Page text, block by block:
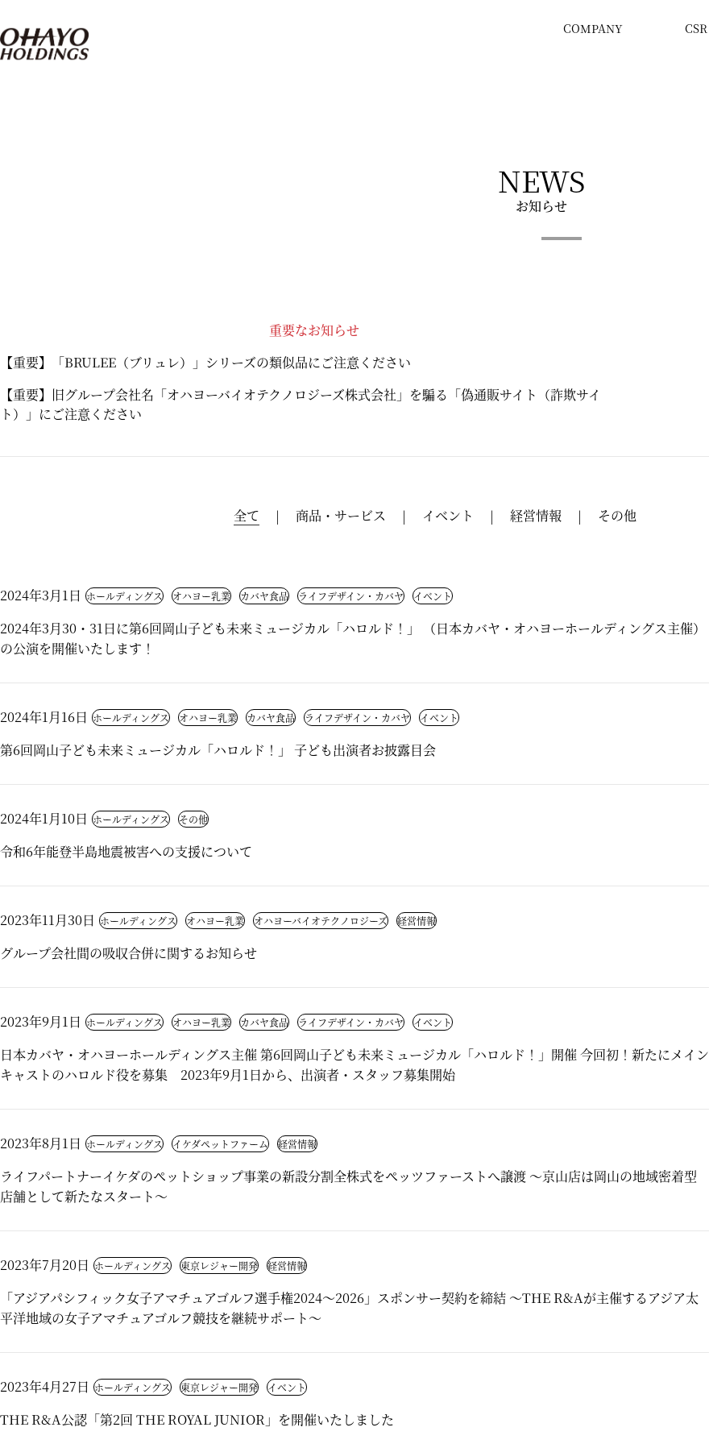
COMPANY CSR
NEWS
お知らせ
重要なお知らせ
【重要】「BRULEE（ブリュレ）」シリーズの類似品にご注意ください
【重要】旧グループ会社名「オハヨーバイオテクノロジーズ株式会社」を騙る「偽通販サイト（詐欺サイ
ト）」にご注意ください
全て 商品・サービス イベント 経営情報 その他
2024年3月1日 ホールディングス オハヨー乳業 カバヤ食品 ライフデザイン・カバヤ イベント
2024年3月30・31日に第6回岡山子ども未来ミュージカル「ハロルド！」 （日本カバヤ・オハヨーホールディングス主催）
の公演を開催いたします！
2024年1月16日 ホールディングス オハヨー乳業 カバヤ食品 ライフデザイン・カバヤ イベント
第6回岡山子ども未来ミュージカル「ハロルド！」 子ども出演者お披露目会
2024年1月10日 ホールディングス その他
令和6年能登半島地震被害への支援について
2023年11月30日 ホールディングス オハヨー乳業 オハヨーバイオテクノロジーズ 経営情報
グループ会社間の吸収合併に関するお知らせ
2023年9月1日 ホールディングス オハヨー乳業 カバヤ食品 ライフデザイン・カバヤ イベント
日本カバヤ・オハヨーホールディングス主催 第6回岡山子ども未来ミュージカル「ハロルド！」開催 今回初！新たにメイン
キャストのハロルド役を募集 2023年9月1日から、出演者・スタッフ募集開始
2023年8月1日 ホールディングス イケダペットファーム 経営情報
ライフパートナーイケダのペットショップ事業の新設分割全株式をペッツファーストへ譲渡 ～京山店は岡山の地域密着型
店舗として新たなスタート～
2023年7月20日 ホールディングス 東京レジャー開発 経営情報
「アジアパシフィック女子アマチュアゴルフ選手権2024～2026」スポンサー契約を締結 ～THE R&Aが主催するアジア太
平洋地域の女子アマチュアゴルフ競技を継続サポート～
2023年4月27日 ホールディングス 東京レジャー開発 イベント
THE R&A公認「第2回 THE ROYAL JUNIOR」を開催いたしました